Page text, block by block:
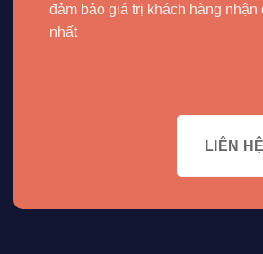
đảm bảo giá trị khách hàng
nhất
LIÊN